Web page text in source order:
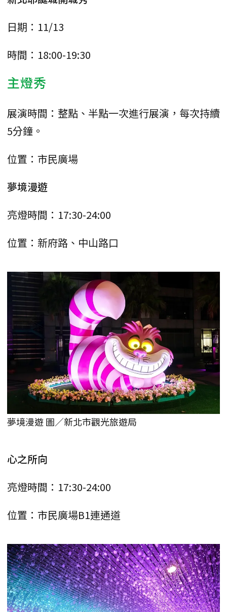
日期：11/13
時間：18:00-19:30
主燈秀
展演時間：整點、半點一次進行展演，每次持續
5分鐘。
位置：市民廣場
夢境漫遊
亮燈時間：17:30-24:00
位置：新府路、中山路口
夢境漫遊 圖／新北市觀光旅遊局
心之所向
亮燈時間：17:30-24:00
位置：市民廣場B1連通道